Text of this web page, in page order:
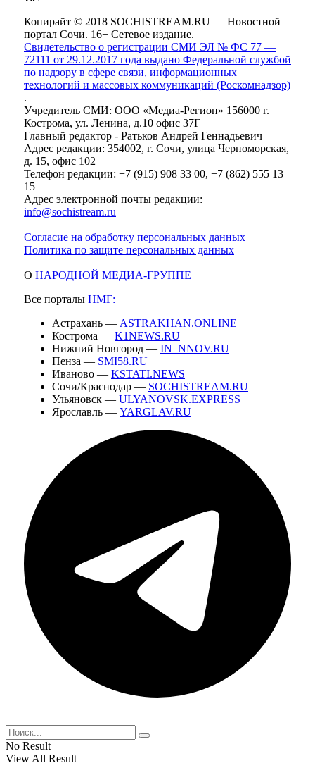
Копирайт © 2018 SOCHISTREAM.RU — Новостной
портал Сочи. 16+ Сетевое издание.
Свидетельство о регистрации СМИ ЭЛ № ФС 77 —
72111 от 29.12.2017 года выдано Федеральной службой
по надзору в сфере связи, информационных
технологий и массовых коммуникаций (Роскомнадзор)
.
Учредитель СМИ: ООО «Медиа-Регион» 156000 г.
Кострома, ул. Ленина, д.10 офис 37Г
Главный редактор - Ратьков Андрей Геннадьевич
Адрес редакции: 354002, г. Сочи, улица Черноморская,
д. 15, офис 102
Телефон редакции: +7 (915) 908 33 00, +7 (862) 555 13
15
Адрес электронной почты редакции:
info@sochistream.ru
Согласие на обработку персональных данных
Политика по защите персональных данных
О НАРОДНОЙ МЕДИА-ГРУППЕ
Все порталы НМГ:
Астрахань — ASTRAKHAN.ONLINE
Кострома — K1NEWS.RU
Нижний Новгород — IN_NNOV.RU
Пенза — SMI58.RU
Иваново — KSTATI.NEWS
Сочи/Краснодар — SOCHISTREAM.RU
Ульяновск — ULYANOVSK.EXPRESS
Ярославль — YARGLAV.RU
No Result
View All Result